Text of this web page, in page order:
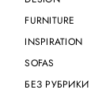
FURNITURE
INSPIRATION
SOFAS
БЕЗ РУБРИКИ